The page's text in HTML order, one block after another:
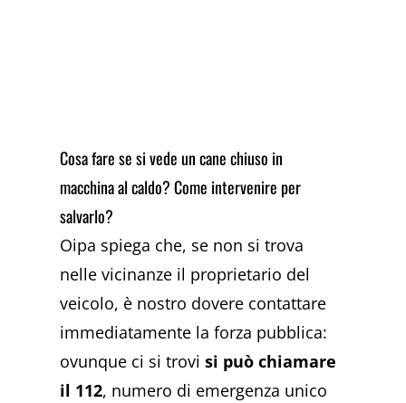
Cosa fare se si vede un cane chiuso in
macchina al caldo? Come intervenire per
salvarlo?
Oipa spiega che, se non si trova
nelle vicinanze il proprietario del
veicolo, è nostro dovere contattare
immediatamente la forza pubblica:
ovunque ci si trovisi può chiamare
il 112, numero di emergenza unico